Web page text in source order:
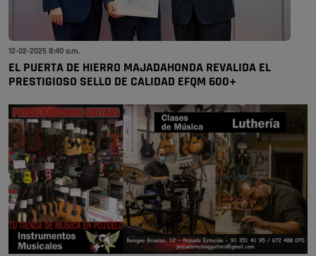
12-02-2025 8:40 a.m.
EL PUERTA DE HIERRO MAJADAHONDA REVALIDA EL
PRESTIGIOSO SELLO DE CALIDAD EFQM 600+